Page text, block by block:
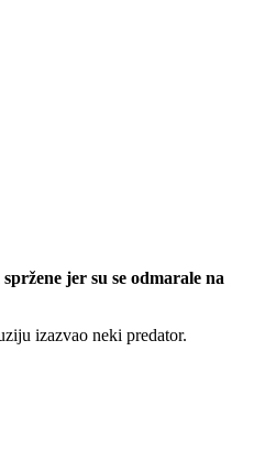
jer su se odmarale na
izazvao neki predator.